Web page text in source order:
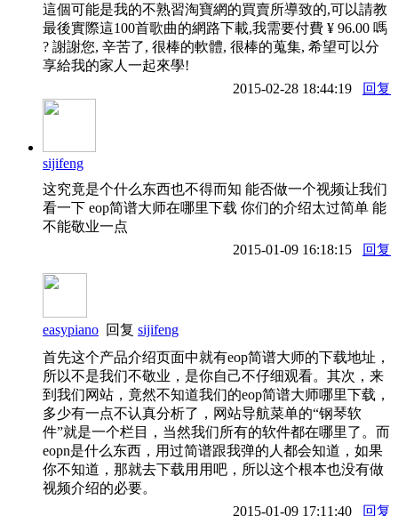
這個可能是我的不熟習淘寶網的買賣所導致的,可以請教
最後實際這100首歌曲的網路下載,我需要付費 ¥ 96.00 嗎
? 謝謝您, 辛苦了, 很棒的軟體, 很棒的蒐集, 希望可以分
享給我的家人一起來學!
2015-02-28 18:44:19
回复
sijifeng
这究竟是个什么东西也不得而知 能否做一个视频让我们
看一下 eop简谱大师在哪里下载 你们的介绍太过简单 能
不能敬业一点
2015-01-09 16:18:15
回复
easypiano 回复 sijifeng
首先这个产品介绍页面中就有eop简谱大师的下载地址，
所以不是我们不敬业，是你自己不仔细观看。其次，来
到我们网站，竟然不知道我们的eop简谱大师哪里下载，
多少有一点不认真分析了，网站导航菜单的“钢琴软
件”就是一个栏目，当然我们所有的软件都在哪里了。而
eopn是什么东西，用过简谱跟我弹的人都会知道，如果
你不知道，那就去下载用用吧，所以这个根本也没有做
视频介绍的必要。
2015-01-09 17:11:40
回复